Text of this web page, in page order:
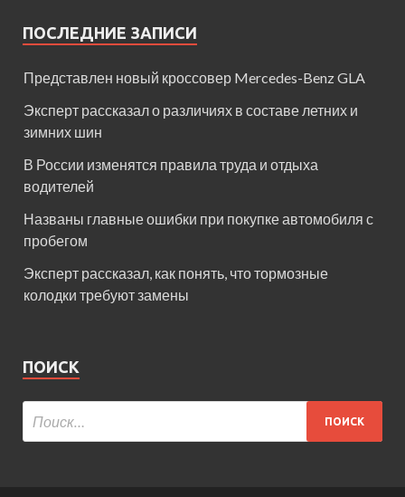
ПОСЛЕДНИЕ ЗАПИСИ
Представлен новый кроссовер Mercedes-Benz GLA
Эксперт рассказал о различиях в составе летних и
зимних шин
В России изменятся правила труда и отдыха
водителей
Названы главные ошибки при покупке автомобиля с
пробегом
Эксперт рассказал, как понять, что тормозные
колодки требуют замены
ПОИСК